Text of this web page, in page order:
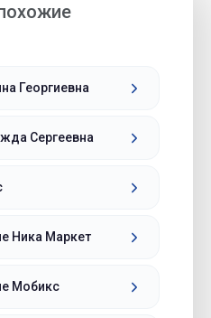
Георгиевна
Сергеевна
Ника Маркет
Мобикс